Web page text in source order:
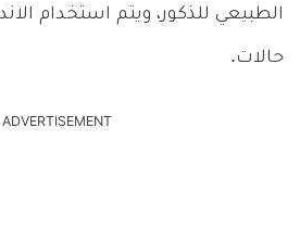
الطبيعي للذكور، ويتم استخدام
حالات.
ADVERTISEMENT